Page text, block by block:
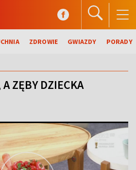
ZDROWIE GWIAZDY PORADY
ZĘBY DZIECKA